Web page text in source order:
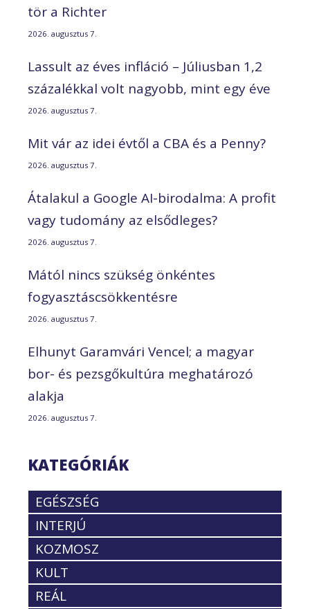
tör a Richter
2026. augusztus 7.
Lassult az éves infláció – Júliusban 1,2
százalékkal volt nagyobb, mint egy éve
2026. augusztus 7.
Mit vár az idei évtől a CBA és a Penny?
2026. augusztus 7.
Átalakul a Google AI-birodalma: A profit
vagy tudomány az elsődleges?
2026. augusztus 7.
Mától nincs szükség önkéntes
fogyasztáscsökkentésre
2026. augusztus 7.
Elhunyt Garamvári Vencel; a magyar
bor- és pezsgőkultúra meghatározó
alakja
2026. augusztus 7.
KATEGÓRIÁK
EGÉSZSÉG
INTERJÚ
KOZMOSZ
KULT
REÁL